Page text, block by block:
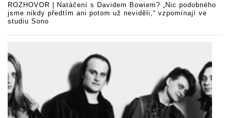
ROZHOVOR | Natáčení s Davidem Bowiem? „Nic podobného
jsme nikdy předtím ani potom už neviděli,“ vzpomínají ve
studiu Sono